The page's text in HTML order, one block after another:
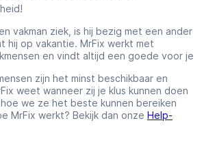
vakman ziek, is hij bezig met een ander
hij op vakantie. MrFix werkt met
en vindt altijd een goede voor je
zijn het minst beschikbaar en
weet wanneer zij je klus kunnen doen
we ze het beste kunnen bereiken
MrFix werkt? Bekijk dan onze Help-